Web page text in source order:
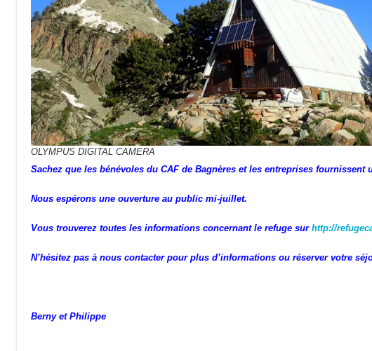
OLYMPUS DIGITAL CAMERA
Sachez que les bénévoles du CAF de Bagnères et les entreprises
Nous espérons une ouverture au public mi-juillet.
Vous trouverez toutes les informations concernant le refuge surhttp://
N’hésitez pas à nous contacter pour plus d’informations ou réserver votre
Berny et Philippe